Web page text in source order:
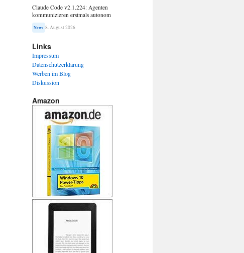
Claude Code v2.1.224: Agenten
kommunizieren erstmals autonom
News 8. August 2026
Links
Impressum
Datenschutzerklärung
Werben im Blog
Diskussion
Amazon